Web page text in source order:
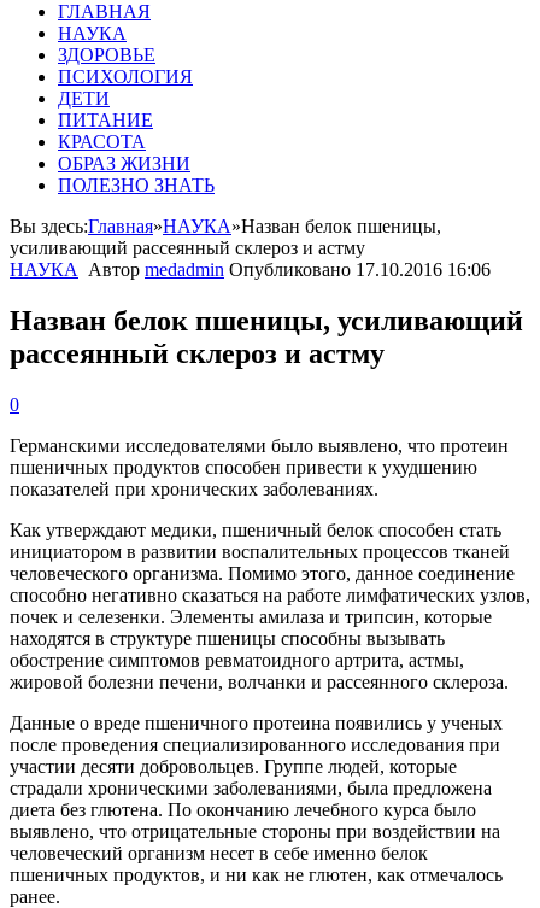
ГЛАВНАЯ
НАУКА
ЗДОРОВЬЕ
ПСИХОЛОГИЯ
ДЕТИ
ПИТАНИЕ
КРАСОТА
ОБРАЗ ЖИЗНИ
ПОЛЕЗНО ЗНАТЬ
Вы здесь:Главная»НАУКА»Назван белок пшеницы,
усиливающий рассеянный склероз и астму
НАУКА
Автор medadmin Опубликовано 17.10.2016 16:06
Назван белок пшеницы, усиливающий
рассеянный склероз и астму
0
Германскими исследователями было выявлено, что протеин
пшеничных продуктов способен привести к ухудшению
показателей при хронических заболеваниях.
Как утверждают медики, пшеничный белок способен стать
инициатором в развитии воспалительных процессов тканей
человеческого организма. Помимо этого, данное соединение
способно негативно сказаться на работе лимфатических узлов,
почек и селезенки. Элементы амилаза и трипсин, которые
находятся в структуре пшеницы способны вызывать
обострение симптомов ревматоидного артрита, астмы,
жировой болезни печени, волчанки и рассеянного склероза.
Данные о вреде пшеничного протеина появились у ученых
после проведения специализированного исследования при
участии десяти добровольцев. Группе людей, которые
страдали хроническими заболеваниями, была предложена
диета без глютена. По окончанию лечебного курса было
выявлено, что отрицательные стороны при воздействии на
человеческий организм несет в себе именно белок
пшеничных продуктов, и ни как не глютен, как отмечалось
ранее.